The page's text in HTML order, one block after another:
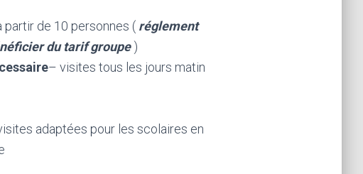
partir de 10 personnes ( réglement
du tarif groupe)
– visites tous les jours matin
adaptées pour les scolaires en